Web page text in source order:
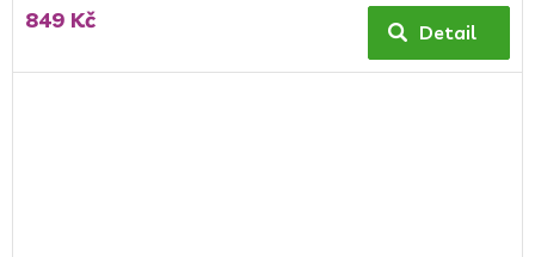
849 Kč Detail